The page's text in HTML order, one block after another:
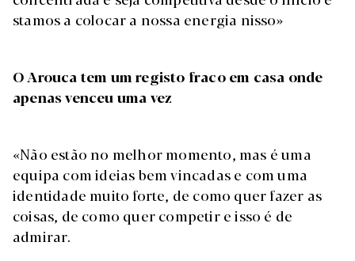
stamos a colocar a nossa energia nisso»
O Arouca tem um registo fraco em casa onde
apenas venceu uma vez
«Não estão no melhor momento, mas é uma
equipa com ideias bem vincadas e com uma
identidade muito forte, de como quer fazer as
coisas, de como quer competir e isso é de
admirar.